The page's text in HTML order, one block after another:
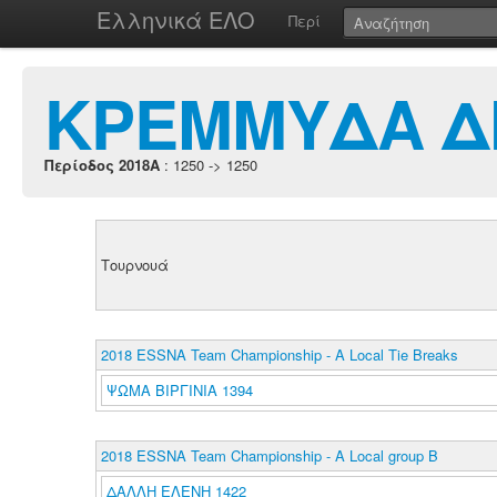
Ελληνικά ΕΛΟ Περί
ΚΡΕΜΜΥΔΑ
Περίοδος 2018A : 1250 -> 1250
Τουρνουά
2018 ESSNA Team Championship - A Local Tie Breaks
ΨΩΜΑ ΒΙΡΓΙΝΙΑ 1394
2018 ESSNA Team Championship - A Local group B
ΔΑΛΛΗ ΕΛΕΝΗ 1422